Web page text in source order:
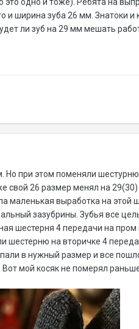
ширина зуба 26 мм. Знатоки и
ли зуб на 29 мм мешать
при этом поменяли
свой 26 размер менял на
маленькая выработка на этой
зазубрины. Зубья все
шестерня 4 передачи на пром
на вторичке 4
в нужный размер и все
мой косяк не померял